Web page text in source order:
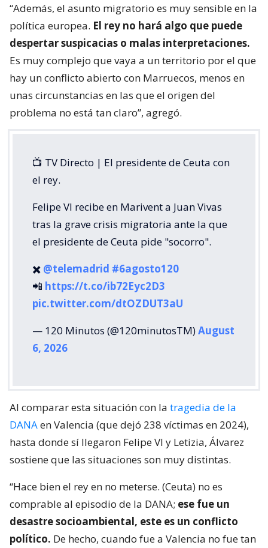
“Además, el asunto migratorio es muy sensible en la
política europea. El rey no hará algo que puede
despertar suspicacias o malas interpretaciones.
Es muy complejo que vaya a un territorio por el que
hay un conflicto abierto con Marruecos, menos en
unas circunstancias en las que el origen del
problema no está tan claro”, agregó.
📺 TV Directo | El presidente de Ceuta con
el rey.
Felipe VI recibe en Marivent a Juan Vivas
tras la grave crisis migratoria ante la que
el presidente de Ceuta pide "socorro".
✖️ @telemadrid #6agosto120
📲 https://t.co/ib72Eyc2D3
pic.twitter.com/dtOZDUT3aU
— 120 Minutos (@120minutosTM)August
6, 2026
Al comparar esta situación con la tragedia de la
DANAen Valencia (que dejó 238 víctimas en 2024),
hasta donde sí llegaron Felipe VI y Letizia, Álvarez
sostiene que las situaciones son muy distintas.
“Hace bien el rey en no meterse. (Ceuta) no es
comprable al episodio de la DANA; ese fue un
desastre socioambiental, este es un conflicto
político. De hecho, cuando fue a Valencia no fue tan